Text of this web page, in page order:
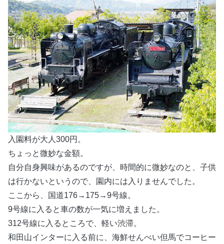
入園料が大人300円。
ちょっと微妙な金額。
自分自身興味があるのですが、時間的に微妙なのと、子供
は行かないというので、園内には入りませんでした。
ここから、国道176→175→9号線。
9号線に入ると車の数が一気に増えました。
312号線に入るところで、軽い渋滞。
和田山インターに入る前に、海鮮せんべい但馬でコーヒー